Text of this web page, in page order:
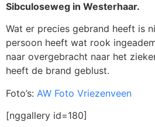
Sibculoseweg in Westerhaar.
Wat er precies gebrand heeft is
persoon heeft wat rook
naar overgebracht naar het
heeft de brand geblust.
Foto’s: AW Foto Vriezenveen
[nggallery id=180]